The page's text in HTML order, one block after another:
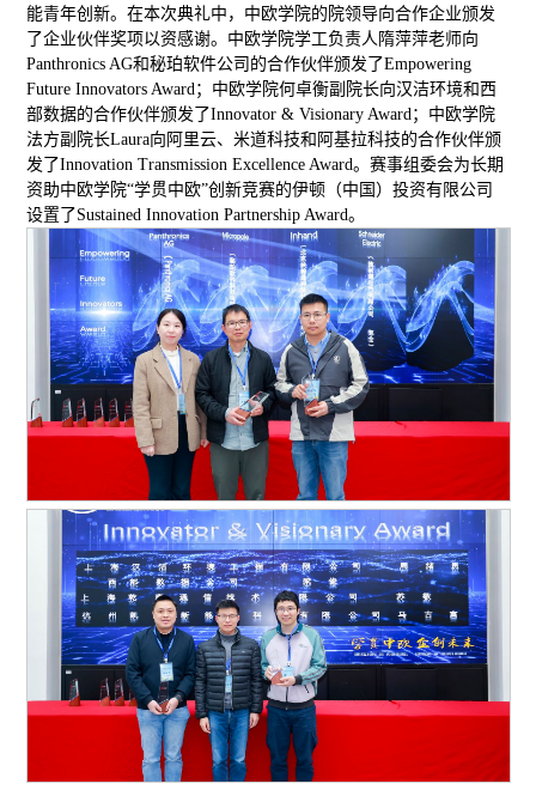
能⻘年创新。在本次典礼中，中欧学院的院领导向合作企业颁发
了企业伙伴奖项以资感谢。中欧学院学工负责人隋萍萍⽼师向
Panthronics AG和秘珀软件公司的合作伙伴颁发了Empowering
Future Innovators Award；中欧学院何卓衡副院长向汉洁环境和西
部数据的合作伙伴颁发了Innovator & Visionary Award；中欧学院
法方副院长Laura向阿里云、米道科技和阿基拉科技的合作伙伴颁
发了Innovation Transmission Excellence Award。赛事组委会为长期
资助中欧学院“学贯中欧”创新竞赛的伊顿（中国）投资有限公司
设置了Sustained Innovation Partnership Award。